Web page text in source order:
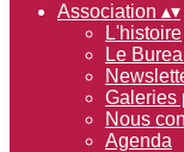
Association ▴▾
L'histoire
Le
Galeries
Nous
Agenda